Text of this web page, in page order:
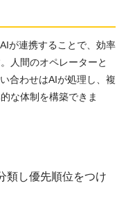
が連携することで、効率
人間のオペレーターと
合わせはAIが処理し、複
な体制を構築できま
類し優先順位をつけ